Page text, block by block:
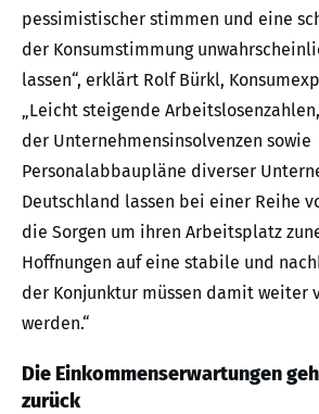
pessimistischer stimmen und eine
der Konsumstimmung
lassen“, erklärt Rolf Bürkl,
„Leicht steigende
der Unternehmensinsolvenzen sowie
Personalabbaupläne diverser
Deutschland lassen bei einer Reihe
die Sorgen um ihren Arbeitsplatz
Hoffnungen auf eine stabile und
der Konjunktur müssen damit weiter
werden.“
Die Einkommenserwartungen
zurück